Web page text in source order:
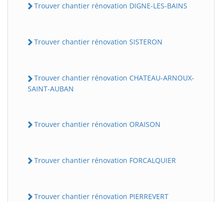
Trouver chantier rénovation DIGNE-LES-BAINS
Trouver chantier rénovation SISTERON
Trouver chantier rénovation CHATEAU-ARNOUX-
SAINT-AUBAN
Trouver chantier rénovation ORAISON
Trouver chantier rénovation FORCALQUIER
Trouver chantier rénovation PIERREVERT